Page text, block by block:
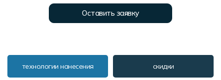
Оставить заявку
технологии нанесения скидки
Форма в наличии
Распродажа
Реквизиты
Система скидок и наценок
Пользовательское соглашение